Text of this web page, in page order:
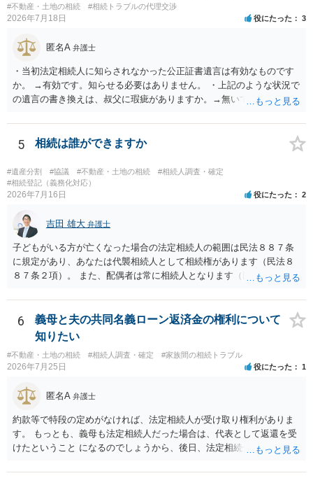
#不動産・土地の相続
#相続トラブルの代理交渉
2026年7月18日 役にたった 3
匿名A 弁護士
・当初法定相続人に知らされなかった公正証書遺言は有効なものです
か。 →有効です。知らせる必要はありません。 ・上記のような状況で
の遺言の書き換えは、叔父に瑕疵がありますか。→無いです。 ・分割
ますか。 →本人が自由に決められますので、どこが妥当とは言えない
です。客観的な基準もありません。 ・できれば穏やかに、分割を拒否
ないということでしょうか。遺言で、受取を指定されててもいらない
と拒否することはできます。理由を説明する必要はありません。
5 相続は誰ができますか
#遺産分割 #協議 #不動産・土地の相続
#相続人調査・確定
#相続登記（義務化対応）
2026年7月16日 役にたった 2
吉田 雄大 弁護士
子どもがいる方が亡くなった場合の法定相続人の範囲は民法８８７条
に規定があり、あなたは代襲相続人として相続権があります（民法８
８７条２項）。 また、配偶者は常に相続人となります（民法８９０
も相続権があります。つまり、孫５人に加えて「おじ又はおば」にも
相続権がある可能性があります。
6
義母と夫の共同名義ローン返済金の権利について
知りたい
#不動産・土地の相続 #相続人調査・確定 #家族間の相続トラブル
2026年7月25日 役にたった 1
匿名A 弁護士
約款等で特段の定めがなければ、法定相続人が受け取り権利がありま
す。 もっとも、義母も法定相続人だった場合は、代表として返還を受
けたということ になるのでしょうから、後日、法定相続分に基づいて